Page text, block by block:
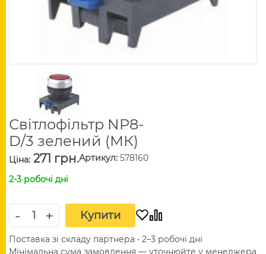
Світлофільтр NP8-
D/3 зелений (МК)
Ціна: 271 грн.Артикул: 578160
2-3 робочі дні
- + Купити
Поставка зі складу партнера • 2–3 робочі дні
Мінімальна сума замовлення — уточнюйте у менеджера